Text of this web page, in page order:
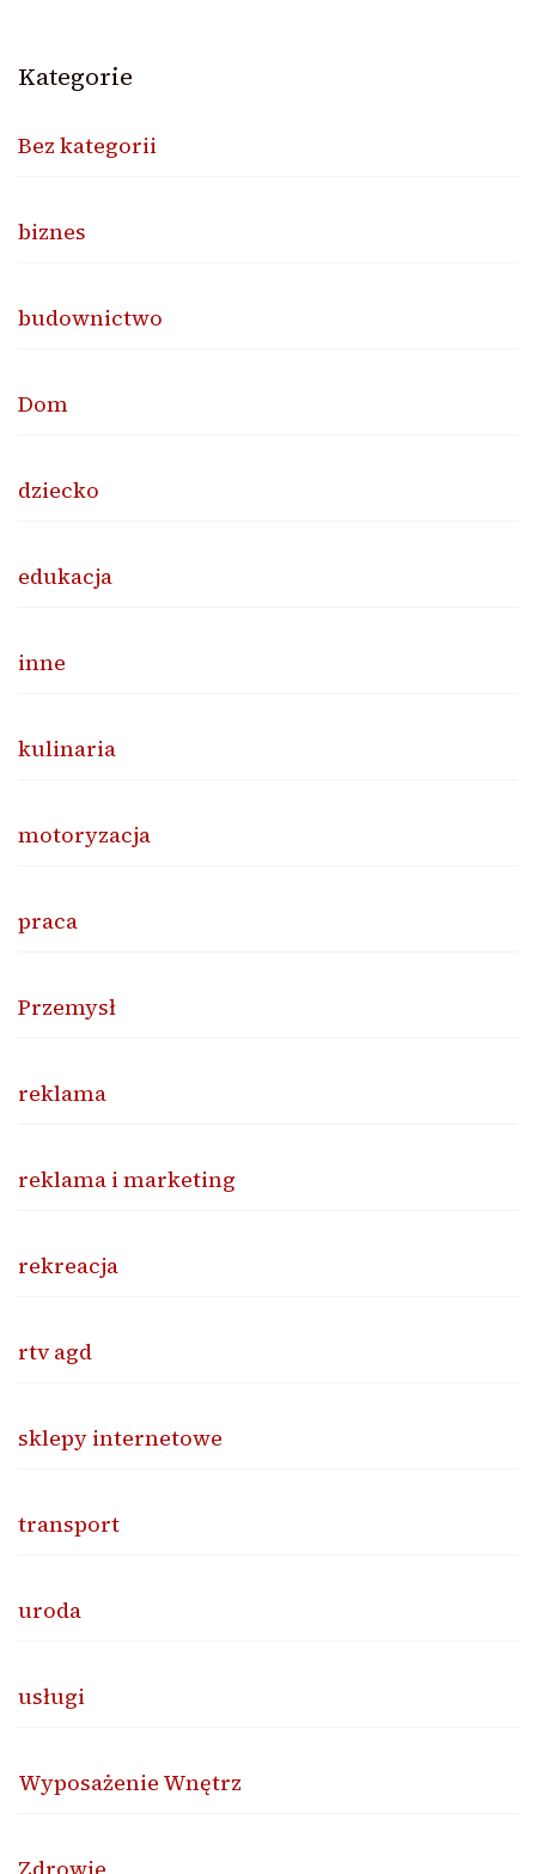
Kategorie
Bez kategorii
biznes
budownictwo
Dom
dziecko
edukacja
inne
kulinaria
motoryzacja
praca
Przemysł
reklama
reklama i marketing
rekreacja
rtv agd
sklepy internetowe
transport
uroda
usługi
Wyposażenie Wnętrz